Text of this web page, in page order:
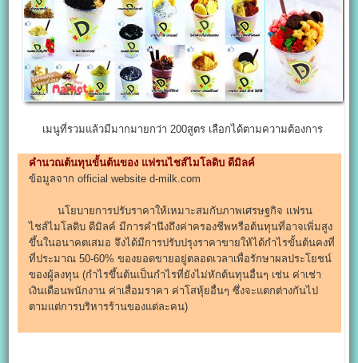
เมนูที่รวมแล้วมีมากมายกว่า 200สูตร เลือกได้ตามความต้องการ
คำนวณต้นทุนขั้นต้นของ แฟรนไชส์ไมโลดิบ ดีมิลค์
ข้อมูลจาก official website d-milk.com
นโยบายการปรับราคาให้เหมาะสมกับภาพเศรษฐกิจ แฟรน
ไชส์ไมโลดิบ ดีมิลค์ มีการคำนึงถึงค่าครองชีพหรือต้นทุนที่อาจเพิ่มสูง
ขึ้นในอนาคตเสมอ จึงได้มีการปรับปรุงราคาขายให้ได้กำไรขั้นต้นคงที่
ที่ประมาณ 50-60% ของยอดขายอยู่ตลอดเวลาเพื่อรักษาผลประโยชน์
ของผู้ลงทุน (กำไรขึ้นต้นเป็นกำไรที่ยังไม่หักต้นทุนอื่นๆ เช่น ค่าเช่า
เงินเดือนพนักงาน ค่าเสื่อมราคา ค่าโสหุ้ยอื่นๆ ซึ่งจะแตกต่างกันไป
ตามแต่การบริหารร้านของแต่ละคน)